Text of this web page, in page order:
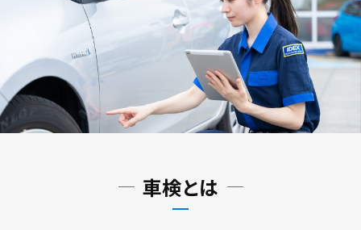
車検とは